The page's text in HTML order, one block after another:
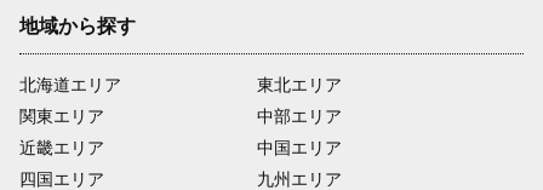
地域から探す
北海道エリア
関東エリア
近畿エリア
四国エリア
東北エリア
中部エリア
中国エリア
九州エリア